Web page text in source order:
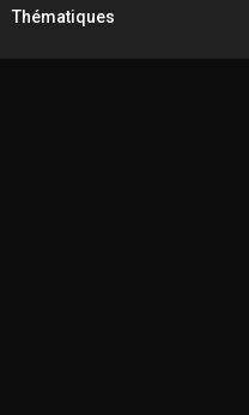
Thématiques